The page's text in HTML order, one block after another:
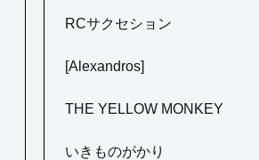
RCサクセション
[Alexandros]
THE YELLOW MONKEY
いきものがかり